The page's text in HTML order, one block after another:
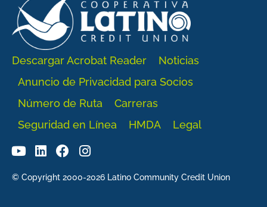
Descargar Acrobat Reader
Noticias
Anuncio de Privacidad para Socios
Número de Ruta
Carreras
Seguridad en Línea
HMDA Legal
© Copyright 2000-2026 Latino Community Credit Union